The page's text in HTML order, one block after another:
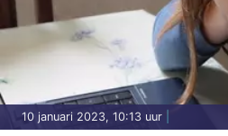
10 januari 2023, 10:13 uur